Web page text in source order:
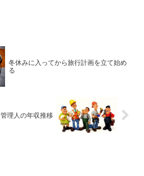
冬休みに入ってから旅行計画を立て始め
る
管理人の年収推移